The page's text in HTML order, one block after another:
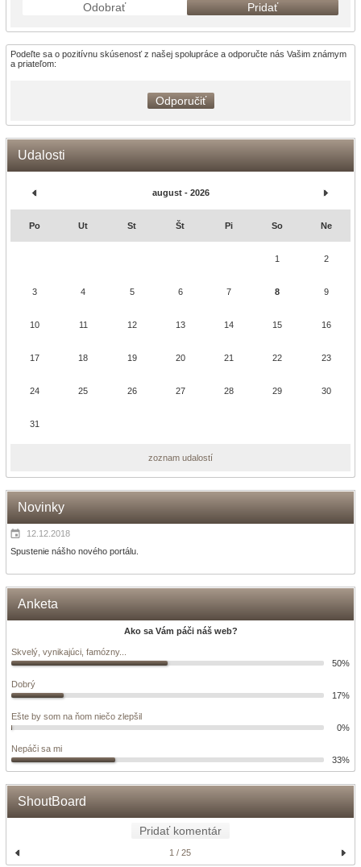
Odobrať Pridať
Podeľte sa o pozitívnu skúsenosť z našej spolupráce a odporučte nás Vašim známym
a priateľom:
Odporučiť
Udalosti
august - 2026
Po Ut St Št Pi So Ne
1 2
3 4 5 6 7 8 9
10 11 12 13 14 15 16
17 18 19 20 21 22 23
24 25 26 27 28 29 30
31
zoznam udalostí
Novinky
12.12.2018
Spustenie nášho nového portálu.
Anketa
Ako sa Vám páči náš web?
Skvelý, vynikajúci, famózny...
50%
Dobrý
17%
Ešte by som na ňom niečo zlepšil
0%
Nepáči sa mi
33%
ShoutBoard
Pridať komentár
1 / 25